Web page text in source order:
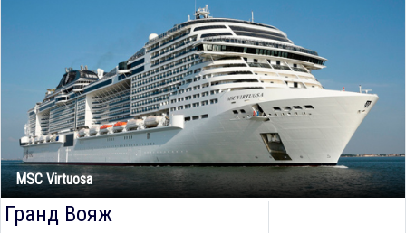
MSC Virtuosa
Гранд Вояж